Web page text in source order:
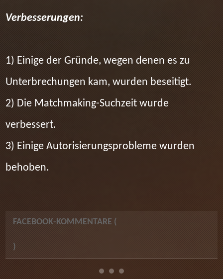
Verbesserungen:
1) Einige der Gründe, wegen denen es zu
Unterbrechungen kam, wurden beseitigt.
2) Die Matchmaking-Suchzeit wurde
verbessert.
3) Einige Autorisierungsprobleme wurden
behoben.
FACEBOOK-KOMMENTARE (
)